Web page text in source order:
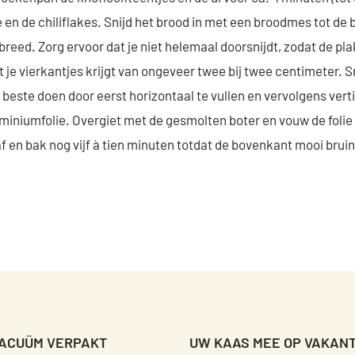
de chiliflakes. Snijd het brood in met een broodmes tot
Zorg ervoor dat je niet helemaal doorsnijdt, zodat de
vierkantjes krijgt van ongeveer twee bij twee centimeter.
doen door eerst horizontaal te vullen en vervolgens
Overgiet met de gesmolten boter en vouw de
en bak nog vijf à tien minuten totdat de bovenkant mooi
VERPAKT UW KAAS MEE OP